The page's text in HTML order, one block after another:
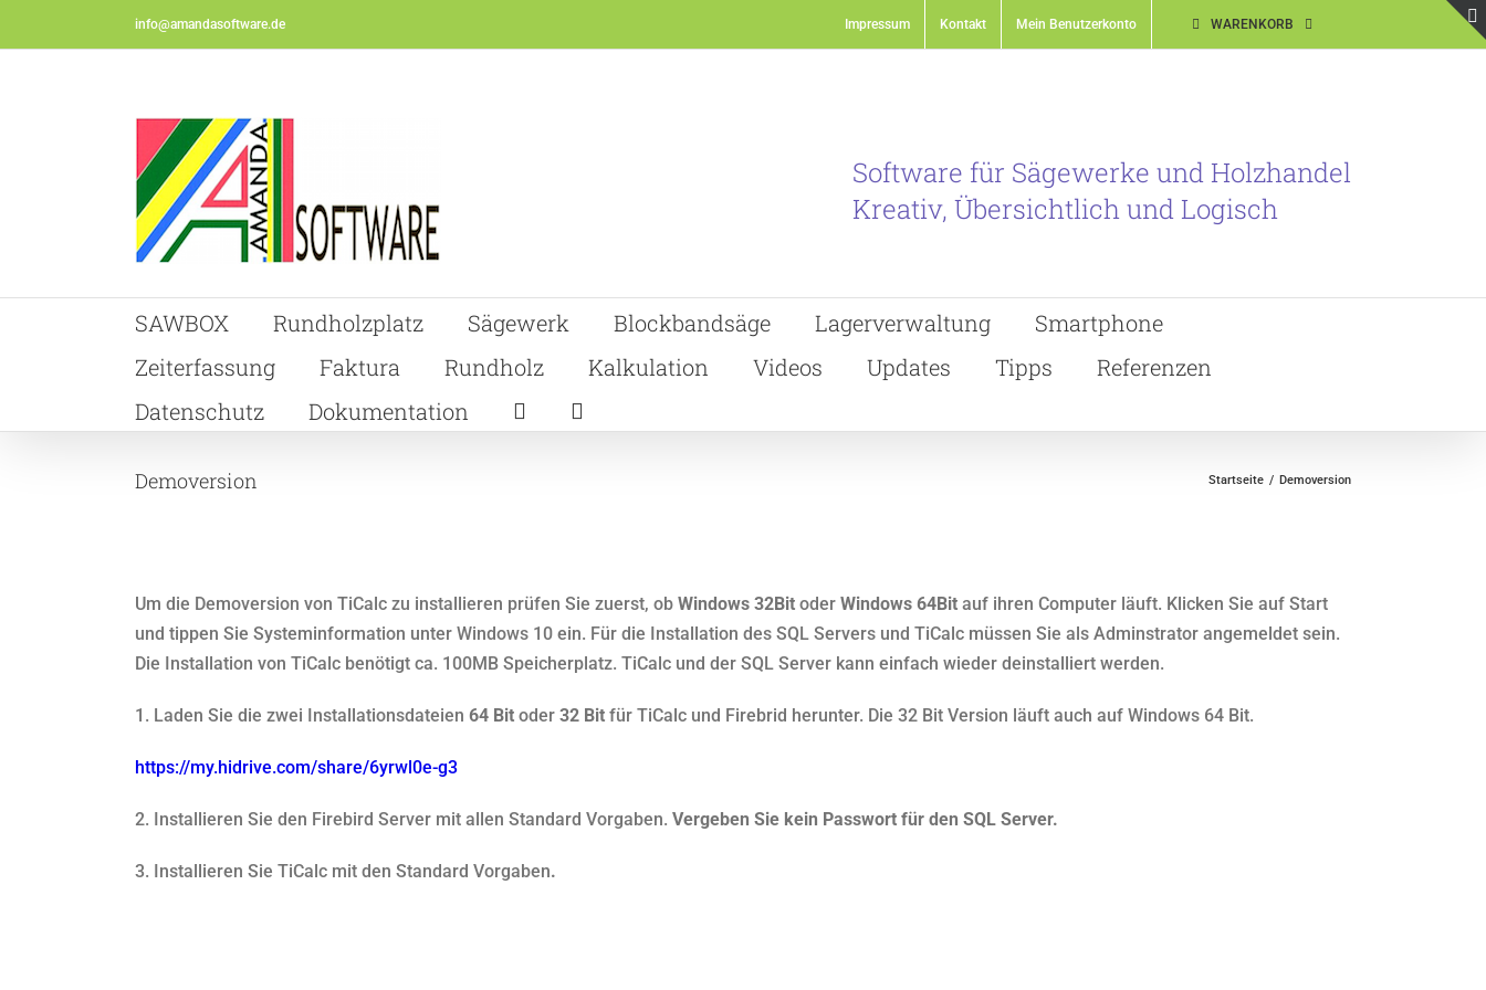
to
info@amandasoftware.de Impressum Kontakt Mein Benutzerkonto WARENKORB
Software für Sägewerke und Holzhandel
Kreativ, Übersichtlich und Logisch
SAWBOX Rundholzplatz Sägewerk Blockbandsäge Lagerverwaltung
Smartphone
Zeiterfassung
Faktura Rundholz Kalkulation Videos Updates Tipps
Referenzen
Datenschutz
Dokumentation
Demoversion Startseite Demoversion
Um die Demoversion von TiCalc zu installieren prüfen Sie zuerst, ob Windows 32Bit oder Windows 64Bit auf ihren Computer läuft. Klicken Sie auf Start
und tippen Sie Systeminformation unter Windows 10 ein. Für die Installation des SQL Servers und TiCalc müssen Sie als Adminstrator angemeldet sein.
Die Installation von TiCalc benötigt ca. 100MB Speicherplatz. TiCalc und der SQL Server kann einfach wieder deinstalliert werden.
1. Laden Sie die zwei Installationsdateien 64 Bit oder 32 Bit für TiCalc und Firebrid herunter. Die 32 Bit Version läuft auch auf Windows 64 Bit.
https://my.hidrive.com/share/6yrwl0e-g3
2. Installieren Sie den Firebird Server mit allen Standard Vorgaben. Vergeben Sie kein Passwort für den SQL Server.
3. Installieren Sie TiCalc mit den Standard Vorgaben.